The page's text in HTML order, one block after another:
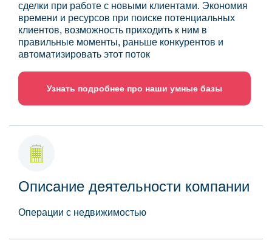
сделки при работе с новыми клиентами. Экономия
времени и ресурсов при поиске потенциальных
клиентов, возможность приходить к ним в
правильные моменты, раньше конкурентов и
автоматизировать этот поток
Узнать подробнее про наши умные базы
Описание деятельности компании
Операции с недвижимостью